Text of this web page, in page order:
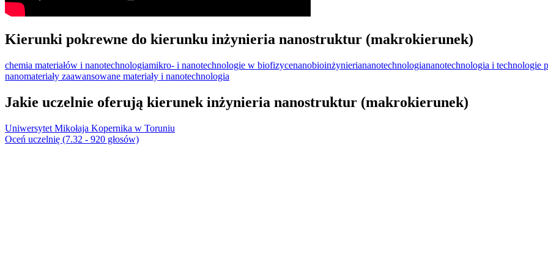
Kierunki pokrewne do kierunku inżynieria nanostruktur (makrokierunek)
chemia materiałów i nanotechnologiamikro- i nanotechnologie w biofizycenanobioinżynieriananotechnologiananotechnologia i technologie
nanomateriały zaawansowane materiały i nanotechnologia
Jakie uczelnie oferują kierunek inżynieria nanostruktur (makrokierunek)
Uniwersytet Mikołaja Kopernika w Toruniu
Oceń uczelnię (7.32 - 920 głosów)